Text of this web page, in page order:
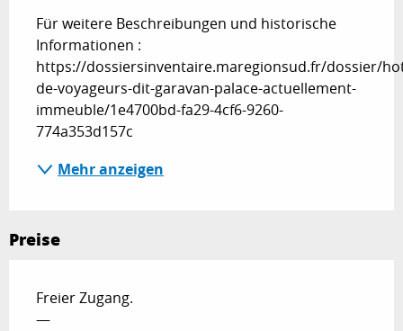
Für weitere Beschreibungen und historische
Informationen :
https://dossiersinventaire.maregionsud.fr/dossier/
de-voyageurs-dit-garavan-palace-actuellement-
immeuble/1e4700bd-fa29-4cf6-9260-
774a353d157c
Mehr anzeigen
Preise
Freier Zugang.
—